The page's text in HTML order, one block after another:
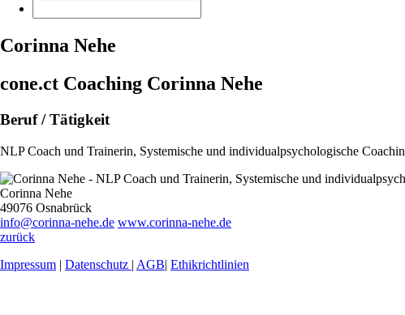
Corinna Nehe
cone.ct Coaching Corinna Nehe
Beruf / Tätigkeit
NLP Coach und Trainerin, Systemische und individualpsychologische Coachin
Corinna Nehe
49076 Osnabrück
info@corinna-nehe.de www.corinna-nehe.de
zurück
Impressum | Datenschutz | AGB| Ethikrichtlinien